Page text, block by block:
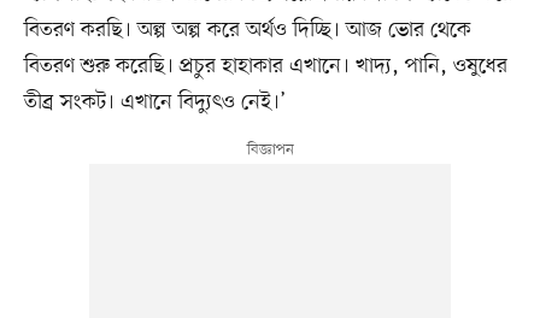
বিতরণ করছি। অল্প অল্প করে অর্থও দিচ্ছি। আজ ভোর থেকে
বিতরণ শুরু করেছি। প্রচুর হাহাকার এখানে। খাদ্য, পানি, ওষুধের
তীব্র সংকট। এখানে বিদ্যুৎও নেই।’